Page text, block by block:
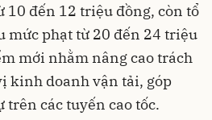
10 đến 12 triệu đồng, còn tổ
mức phạt từ 20 đến 24 triệu
mới nhằm nâng cao trách
kinh doanh vận tải, góp
trên các tuyến cao tốc.